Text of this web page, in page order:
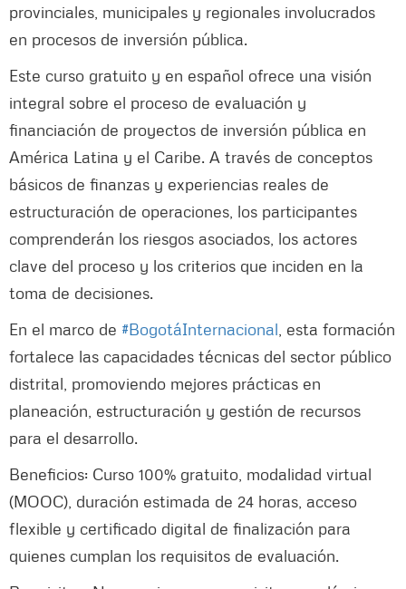
provinciales, municipales y regionales involucrados
en procesos de inversión pública.
Este curso gratuito y en español ofrece una visión
integral sobre el proceso de evaluación y
financiación de proyectos de inversión pública en
América Latina y el Caribe. A través de conceptos
básicos de finanzas y experiencias reales de
estructuración de operaciones, los participantes
comprenderán los riesgos asociados, los actores
clave del proceso y los criterios que inciden en la
toma de decisiones.
En el marco de #BogotáInternacional , esta formación
fortalece las capacidades técnicas del sector público
distrital, promoviendo mejores prácticas en
planeación, estructuración y gestión de recursos
para el desarrollo.
Beneficios: Curso 100% gratuito, modalidad virtual
(MOOC), duración estimada de 24 horas, acceso
flexible y certificado digital de finalización para
quienes cumplan los requisitos de evaluación.